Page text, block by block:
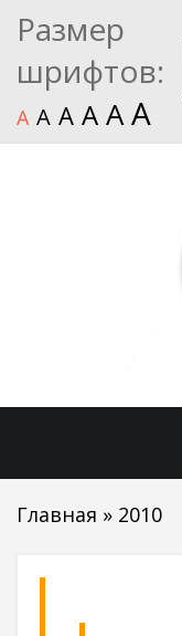
Размер
шрифтов:
A A A A AA
Главная » 2010